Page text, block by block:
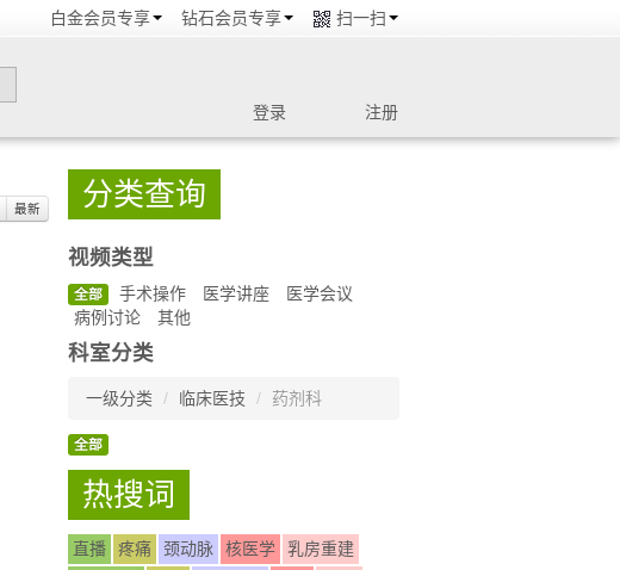
白金会员专享 钻石会员专享 扫一扫
登录 注册
最新 分类查询
视频类型
全部 手术操作 医学讲座
医学会议
病例讨论
其他
科室分类
一级分类 / 临床医技 / 药剂科
全部
热搜词
直播 疼痛 颈动脉 核医学
乳房重建